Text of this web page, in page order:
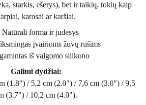
starkis, ešerys), bet ir taikių, tokių kaip
karosai ar karšiai.
Natūrali forma ir judesys
įvairioms žuvų rūšims
iš valgomo silikono
Galimi dydžiai:
(1.8") / 5,2 cm (2.0") / 7,6 cm (3.0") / 9,5
(3.7") / 10,2 cm (4.0").